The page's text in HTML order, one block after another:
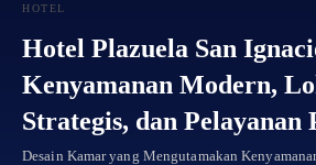
HOTEL
Hotel Plazuela San
Kenyamanan Modern,
Strategis, dan Pelayanan
Desain Kamar yang Mengutamakan